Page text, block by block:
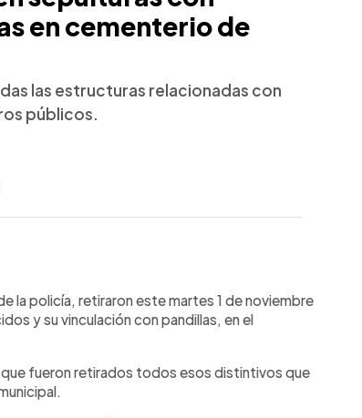
en cementerio de
las estructuras relacionadas con
públicos.
la policía, retiraron este martes 1 de noviembre
y su vinculación con pandillas, en el
fueron retirados todos esos distintivos que